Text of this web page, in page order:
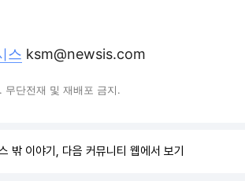
스 ksm@newsis.com
단전재 및 재배포 금지.
밖 이야기, 다음 커뮤니티 웹에서 보기